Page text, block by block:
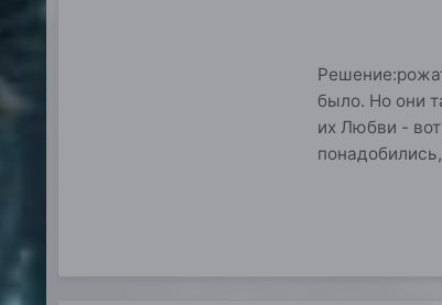
было. Но они
их Любви -